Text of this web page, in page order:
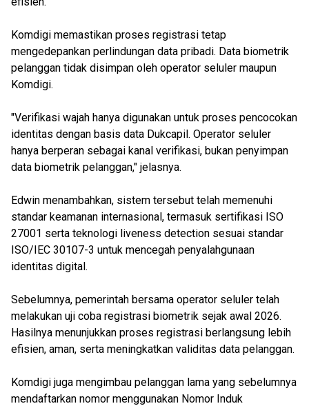
Komdigi memastikan proses registrasi tetap
mengedepankan perlindungan data pribadi. Data biometrik
pelanggan tidak disimpan oleh operator seluler maupun
Komdigi.
"Verifikasi wajah hanya digunakan untuk proses pencocokan
identitas dengan basis data Dukcapil. Operator seluler
hanya berperan sebagai kanal verifikasi, bukan penyimpan
data biometrik pelanggan," jelasnya.
Edwin menambahkan, sistem tersebut telah memenuhi
standar keamanan internasional, termasuk sertifikasi ISO
27001 serta teknologi liveness detection sesuai standar
ISO/IEC 30107-3 untuk mencegah penyalahgunaan
identitas digital.
Sebelumnya, pemerintah bersama operator seluler telah
melakukan uji coba registrasi biometrik sejak awal 2026.
Hasilnya menunjukkan proses registrasi berlangsung lebih
efisien, aman, serta meningkatkan validitas data pelanggan.
Komdigi juga mengimbau pelanggan lama yang sebelumnya
mendaftarkan nomor menggunakan Nomor Induk